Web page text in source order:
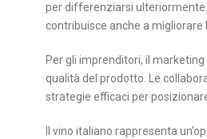
per differenziarsi
contribuisce anche a migliorare
Per gli imprenditori, il
qualità del prodotto. Le
strategie efficaci per
Il vino italiano rappresenta